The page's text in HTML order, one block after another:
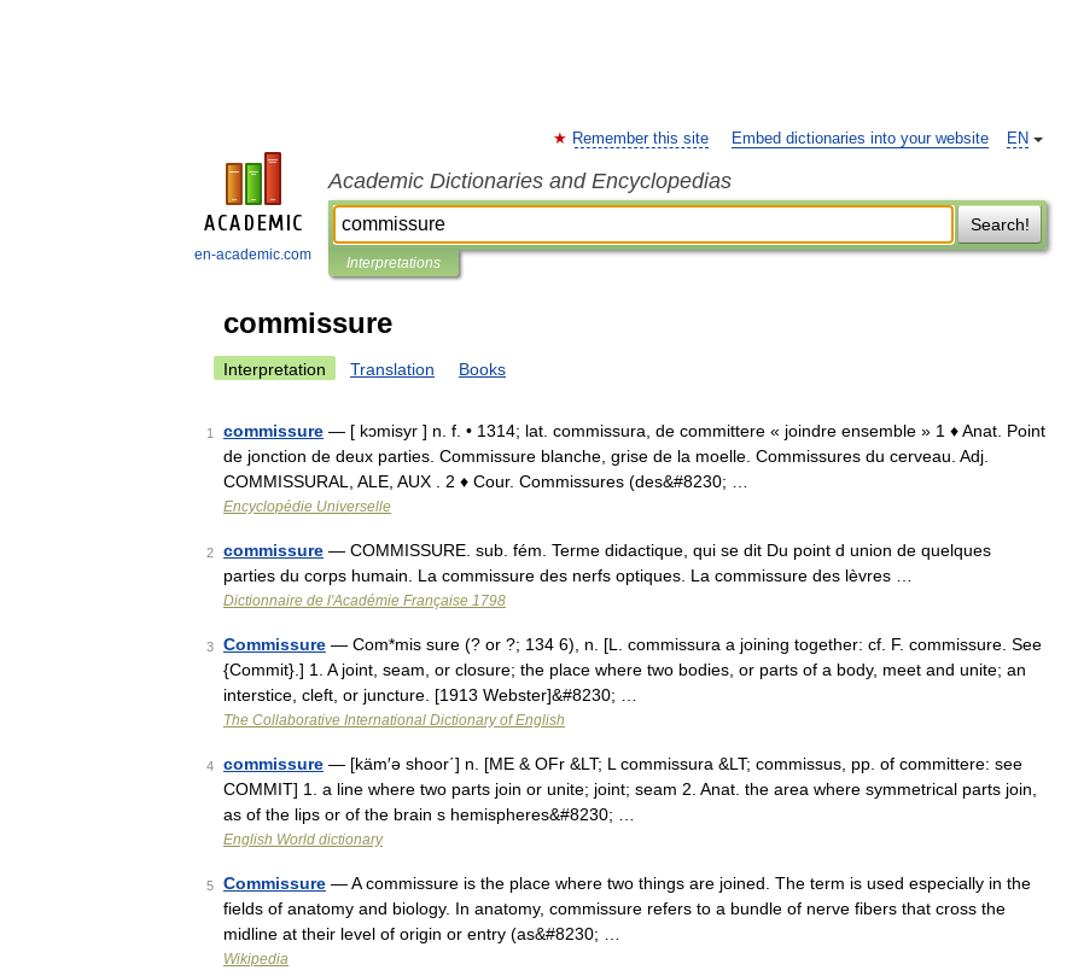
en-academic.com
EN
Remember this site Embed dictionaries into your website
Academic Dictionaries and Encyclopedias
Search!
Interpretations
commissure
Interpretation Translation Books
1 commissure — [ kɔmisyr ] n. f. • 1314; lat. commissura, de committere « joindre ensemble » 1 ♦ Anat. Point
de jonction de deux parties. Commissure blanche, grise de la moelle. Commissures du cerveau. Adj.
COMMISSURAL, ALE, AUX . 2 ♦ Cour. Commissures (des&#8230; …
Encyclopédie Universelle
2 commissure — COMMISSURE. sub. fém. Terme didactique, qui se dit Du point d union de quelques
parties du corps humain. La commissure des nerfs optiques. La commissure des lèvres …
Dictionnaire de l'Académie Française 1798
3 Commissure — Com*mis sure (? or ?; 134 6), n. [L. commissura a joining together: cf. F. commissure. See
{Commit}.] 1. A joint, seam, or closure; the place where two bodies, or parts of a body, meet and unite; an
interstice, cleft, or juncture. [1913 Webster]&#8230; …
The Collaborative International Dictionary of English
4 commissure — [käm′ə shoor΄] n. [ME & OFr &LT; L commissura &LT; commissus, pp. of committere: see
COMMIT] 1. a line where two parts join or unite; joint; seam 2. Anat. the area where symmetrical parts join,
as of the lips or of the brain s hemispheres&#8230; …
English World dictionary
5 Commissure — A commissure is the place where two things are joined. The term is used especially in the
fields of anatomy and biology. In anatomy, commissure refers to a bundle of nerve fibers that cross the
midline at their level of origin or entry (as&#8230; …
Wikipedia